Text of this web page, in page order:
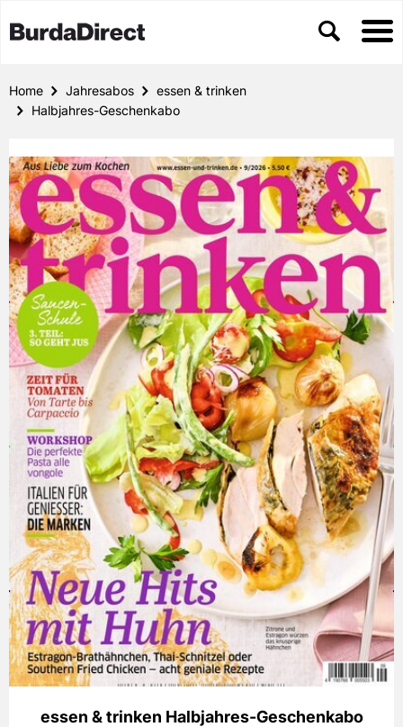
Home Jahresabos
essen & trinken
Halbjahres-Geschenkabo
essen & trinken Halbjahres-Geschenkabo